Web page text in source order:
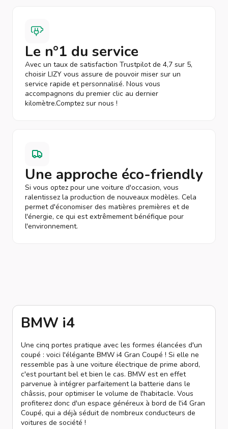
Le n°1 du service
Avec un taux de satisfaction Trustpilot de 4,7 sur 5,
choisir LIZY vous assure de pouvoir miser sur un
service rapide et personnalisé. Nous vous
accompagnons du premier clic au dernier
kilomètre.Comptez sur nous !
Une approche éco-friendly
Si vous optez pour une voiture d'occasion, vous
ralentissez la production de nouveaux modèles. Cela
permet d'économiser des matières premières et de
l'énergie, ce qui est extrêmement bénéfique pour
l'environnement.
BMW i4
Une cinq portes pratique avec les formes élancées d'un
coupé : voici l'élégante BMW i4 Gran Coupé ! Si elle ne
ressemble pas à une voiture électrique de prime abord,
c'est pourtant bel et bien le cas. BMW est en effet
parvenue à intégrer parfaitement la batterie dans le
châssis, pour optimiser le volume de l'habitacle. Vous
profiterez donc d'un espace généreux à bord de l'i4 Gran
Coupé, qui a déjà séduit de nombreux conducteurs de
voitures de société !